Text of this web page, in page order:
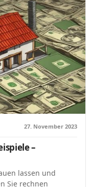
27. November 2023
–
lassen und
Sie rechnen